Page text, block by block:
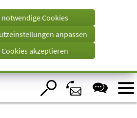
einem
Tab)
notwendige Cookies
anpassen
Cookies akzeptieren